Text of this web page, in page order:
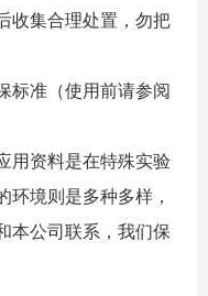
收集合理处置，勿把
标准（使用前请参阅
用资料是在特殊实验
环境则是多种多样，
本公司联系，我们保